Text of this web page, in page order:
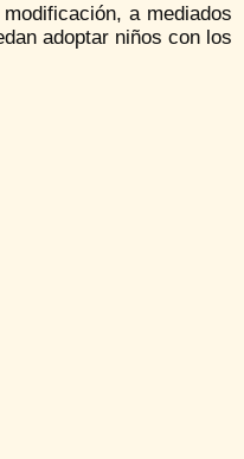
a mediados
adoptar niños con los